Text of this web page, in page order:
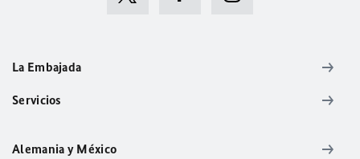
La Embajada
Servicios
Alemania y México